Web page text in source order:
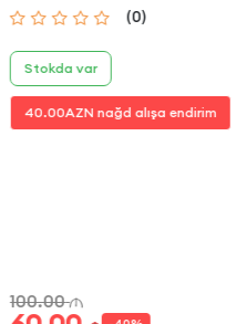
(0)
Stokda var
40.00AZN nağd alışa endirim
100.00